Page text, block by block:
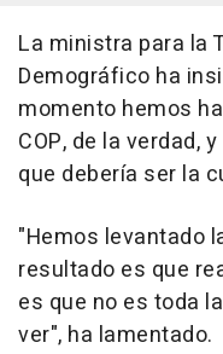
La ministra para la
Demográfico ha
momento hemos
COP, de la verdad,
que debería ser la
"Hemos levantado
resultado es que
es que no es toda
ver", ha lamentado.